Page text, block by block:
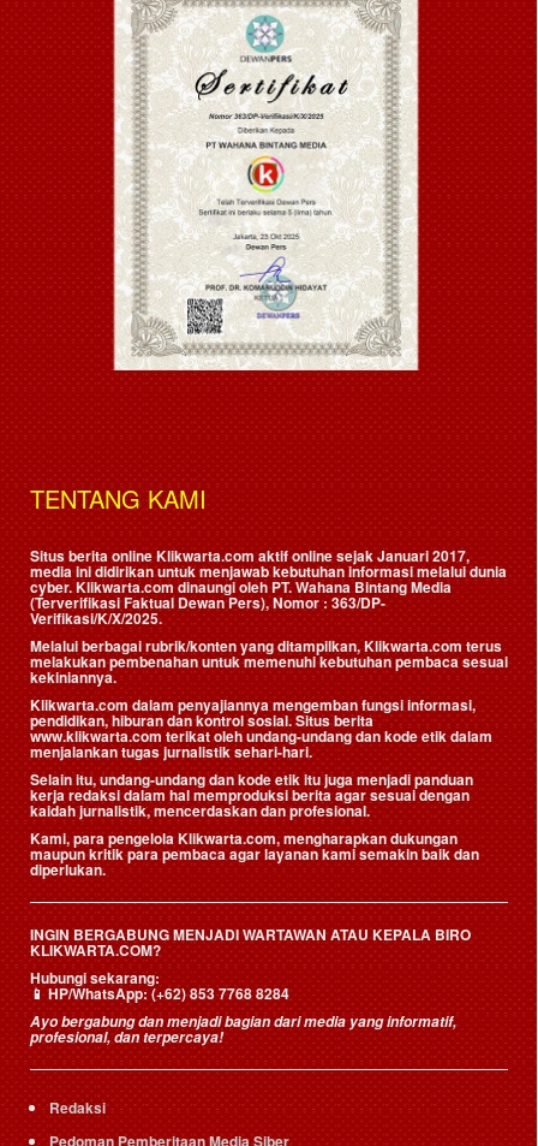
TENTANG KAMI
Situs berita online Klikwarta.com aktif online sejak Januari 2017,
media ini didirikan untuk menjawab kebutuhan informasi melalui dunia
cyber. Klikwarta.com dinaungi oleh PT. Wahana Bintang Media
(Terverifikasi Faktual Dewan Pers), Nomor : 363/DP-
Verifikasi/K/X/2025.
Melalui berbagai rubrik/konten yang ditampilkan, Klikwarta.com terus
melakukan pembenahan untuk memenuhi kebutuhan pembaca sesuai
kekiniannya.
Klikwarta.com dalam penyajiannya mengemban fungsi informasi,
pendidikan, hiburan dan kontrol sosial. Situs berita
www.klikwarta.com terikat oleh undang-undang dan kode etik dalam
menjalankan tugas jurnalistik sehari-hari.
Selain itu, undang-undang dan kode etik itu juga menjadi panduan
kerja redaksi dalam hal memproduksi berita agar sesuai dengan
kaidah jurnalistik, mencerdaskan dan profesional.
Kami, para pengelola Klikwarta.com, mengharapkan dukungan
maupun kritik para pembaca agar layanan kami semakin baik dan
diperlukan.
INGIN BERGABUNG MENJADI WARTAWAN ATAU KEPALA BIRO
KLIKWARTA.COM?
Hubungi sekarang:
📱HP/WhatsApp:(+62) 853 7768 8284
Ayo bergabung dan menjadi bagian dari media yang informatif,
profesional, dan terpercaya!
Redaksi
Pedoman Pemberitaan Media Siber